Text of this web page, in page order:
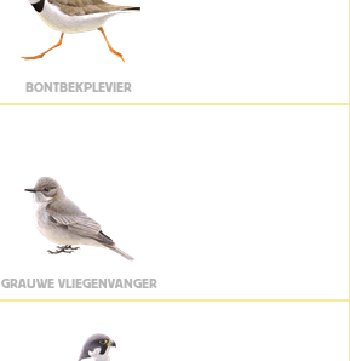
BONTBEKPLEVIER
GRAUWE VLIEGENVANGER